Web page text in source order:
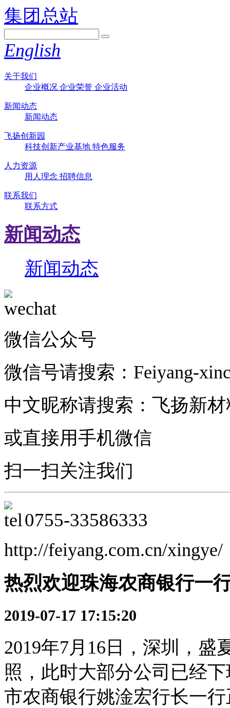
集团总站
English
关于我们
企业概况 企业荣誉 企业活动
新闻动态
新闻动态
飞扬创新园
科技创新产业基地 特色服务
人力资源
用人理念 招聘信息
联系我们
联系方式
新闻动态
新闻动态
微信公众号
微信号请搜索：Feiyang-
中文昵称请搜索：飞扬新
或直接用手机微信
扫一扫关注我们
0755-33586333
http://feiyang.com.cn/xingye/
热烈欢迎珠海农商银行一
2019-07-17 17:15:20
2019年7月16日，深圳，盛
照，此时大部分公司已经
市农商银行姚淦宏行长一